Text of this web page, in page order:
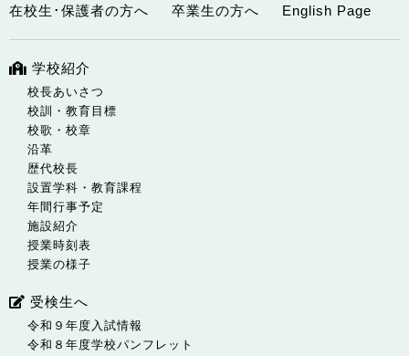
在校生･保護者の方へ
卒業生の方へ English Page
学校紹介
校長あいさつ
校訓・教育目標
校歌・校章
沿革
歴代校長
設置学科・教育課程
年間行事予定
施設紹介
授業時刻表
授業の様子
受検生へ
令和９年度入試情報
令和８年度学校パンフレット